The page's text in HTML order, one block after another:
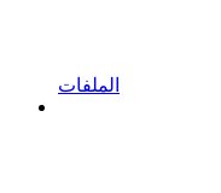
الملفات